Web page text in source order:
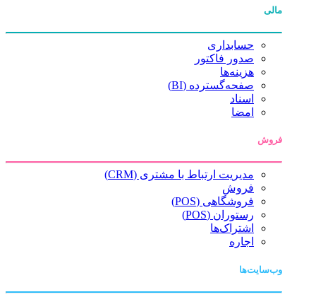
مالی
حسابداری
صدور فاکتور
هزینه‌ها
صفحه‌گسترده (BI)
اسناد
امضا
فروش
مدیریت ارتباط با مشتری (CRM)
فروش
فروشگاهی (POS)
رستوران (POS)
اشتراک‌ها
اجاره
وب‌سایت‌ها